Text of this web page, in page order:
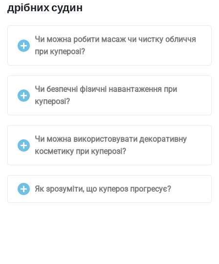
дрібних судин
Чи можна робити масаж чи чистку обличчя
при куперозі?
Чи безпечні фізичні навантаження при
куперозі?
Чи можна використовувати декоративну
косметику при куперозі?
Як зрозуміти, що купероз прогресує?